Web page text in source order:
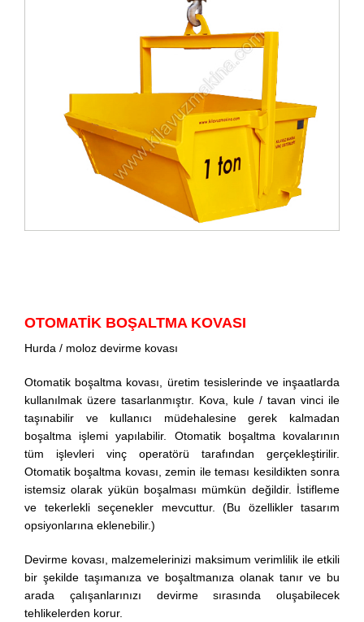
OTOMATİK BOŞALTMA KOVASI
Hurda / moloz devirme kovası
Otomatik boşaltma kovası, üretim tesislerinde ve inşaatlarda
kullanılmak üzere tasarlanmıştır. Kova, kule / tavan vinci ile
taşınabilir ve kullanıcı müdehalesine gerek kalmadan
boşaltma işlemi yapılabilir. Otomatik boşaltma kovalarının
tüm işlevleri vinç operatörü tarafından gerçekleştirilir.
Otomatik boşaltma kovası, zemin ile teması kesildikten sonra
istemsiz olarak yükün boşalması mümkün değildir. İstifleme
ve tekerlekli seçenekler mevcuttur. (Bu özellikler tasarım
opsiyonlarına eklenebilir.)
Devirme kovası, malzemelerinizi maksimum verimlilik ile etkili
bir şekilde taşımanıza ve boşaltmanıza olanak tanır ve bu
arada çalışanlarınızı devirme sırasında oluşabilecek
tehlikelerden korur.